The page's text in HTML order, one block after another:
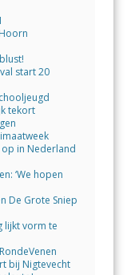
start 20
tekort
in Nederland
‘We hopen
De Grote Sniep
lijkt vorm te
bij Nigtevecht